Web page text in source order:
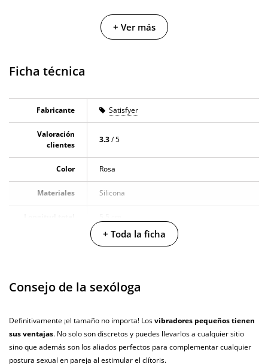
Disfruta del beso más apasionado con un placer intenso y sin
interrupciones. Este es un producto que encontrarás en Diversual.
producto. Todas las opiniones que recibimos de los artículos que
ofrecemos son reales y están verificadas. Para nosotros este gesto es muy
importante, y nos ayuda a mejorar y ofrecer un mejor servicio al resto de
usuarios.
+ Ver más
Ficha técnica
Fabricante Satisfyer
Valoración
clientes
3.3/ 5
Color Rosa
Materiales Silicona
3.5 cm
Baterias Recargable
agua
100% sumergible
Estimulador
+ Toda la ficha
Consejo de la sexóloga
Definitivamente ¡el tamaño no importa! Losvibradores pequeños tienen
sus ventajas. No solo son discretos y puedes llevarlos a cualquier sitio
sino que además son los aliados perfectos para complementar cualquier
postura sexual en pareja al estimular el clítoris.